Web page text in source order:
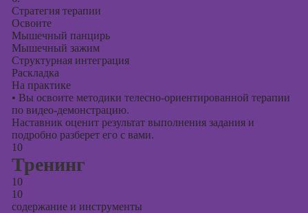
Стратегия терапии
Освоите
Мышечный панцирь
Мышечный зажим
Структурная интеграция
Раскладка
На практике
• Вы освоите методики телесно-ориентированной терапии
по видео-демонстрацию.
Наставник оценит результат выполнения задания и
подробно разберет его с вами.
10
Тренинг
10
10
содержание и инструменты